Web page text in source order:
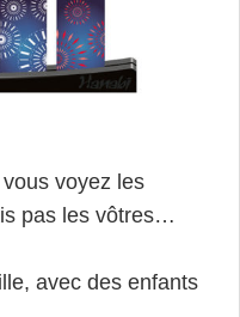
8 ans
ensemble
3, la 4 et enfin la 5